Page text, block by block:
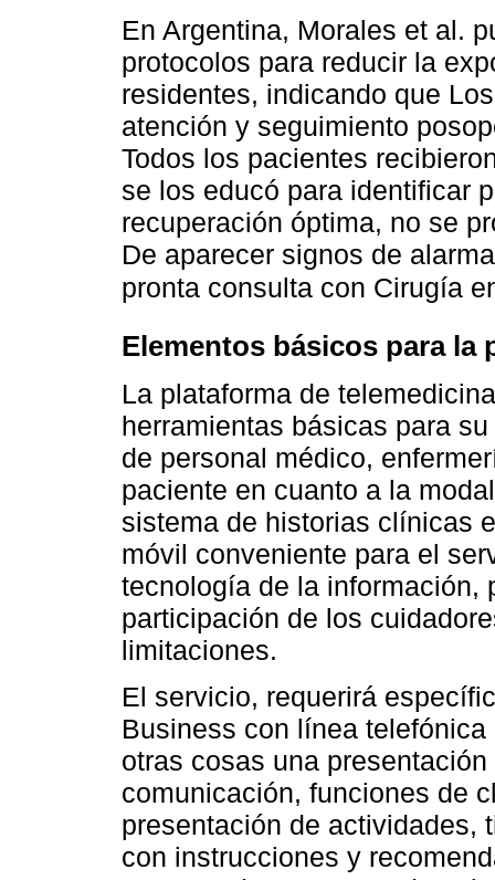
En Argentina, Morales et al.
protocolos para reducir la
residentes, indicando que
atención y seguimiento
Todos los pacientes
se los educó para identificar
recuperación óptima, no se
De aparecer signos de
pronta consulta con Cirugía
Elementos básicos para la
La plataforma de
herramientas básicas para
de personal médico,
paciente en cuanto a la
sistema de historias clínicas
móvil conveniente para el
tecnología de la información,
participación de los
limitaciones.
El servicio, requerirá
Business con línea
otras cosas una
comunicación, funciones de
presentación de actividades,
con instrucciones y